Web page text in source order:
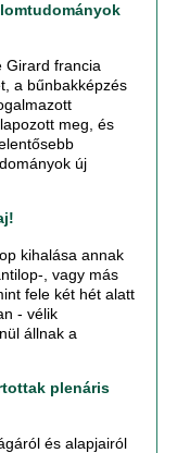
Girard francia
a bűnbakképzés
meg, és
új
kihalása annak
, vagy más
fele két hét alatt
- vélik
állnak a
plenáris
és alapjairól